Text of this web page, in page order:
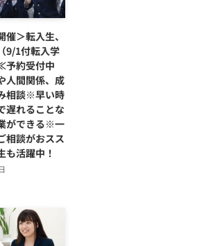
催＞転入生、
9/1付転入学
予約受付中
間関係、成
相談※早い時
遅れることな
ができる※一
相談がおスス
活躍中！